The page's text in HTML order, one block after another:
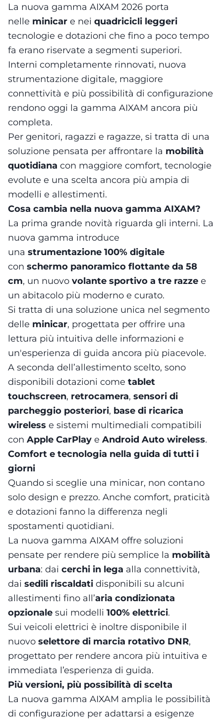
La nuova gamma AIXAM 2026 porta
nelle minicar e nei quadricicli leggeri
tecnologie e dotazioni che fino a poco tempo
fa erano riservate a segmenti superiori.
Interni completamente rinnovati, nuova
strumentazione digitale, maggiore
connettività e più possibilità di configurazione
rendono oggi la gamma AIXAM ancora più
completa.
Per genitori, ragazzi e ragazze, si tratta di una
soluzione pensata per affrontare la mobilità
quotidiana con maggiore comfort, tecnologie
evolute e una scelta ancora più ampia di
modelli e allestimenti.
Cosa cambia nella nuova gamma AIXAM?
La prima grande novità riguarda gli interni. La
nuova gamma introduce
una strumentazione 100% digitale
con schermo panoramico flottante da 58
cm, un nuovo volante sportivo a tre razze e
un abitacolo più moderno e curato.
Si tratta di una soluzione unica nel segmento
delle minicar, progettata per offrire una
lettura più intuitiva delle informazioni e
un'esperienza di guida ancora più piacevole.
A seconda dell’allestimento scelto, sono
disponibili dotazioni come tablet
touchscreen, retrocamera, sensori di
parcheggio posteriori, base di ricarica
wireless e sistemi multimediali compatibili
con Apple CarPlay e Android Auto wireless.
Comfort e tecnologia nella guida di tutti i
giorni
Quando si sceglie una minicar, non contano
solo design e prezzo. Anche comfort, praticità
e dotazioni fanno la differenza negli
spostamenti quotidiani.
La nuova gamma AIXAM offre soluzioni
pensate per rendere più semplice la mobilità
urbana: dai cerchi in lega alla connettività,
dai sedili riscaldati disponibili su alcuni
allestimenti fino all’aria condizionata
opzionale sui modelli 100% elettrici.
Sui veicoli elettrici è inoltre disponibile il
nuovo selettore di marcia rotativo DNR,
progettato per rendere ancora più intuitiva e
immediata l’esperienza di guida.
Più versioni, più possibilità di scelta
La nuova gamma AIXAM amplia le possibilità
di configurazione per adattarsi a esigenze